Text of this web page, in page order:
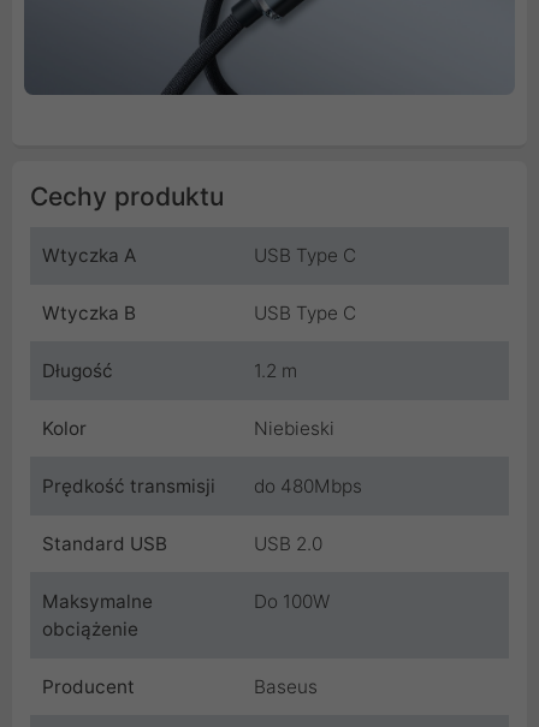
Cechy produktu
Wtyczka A USB Type C
Wtyczka B USB Type C
Długość 1.2 m
Kolor Niebieski
Prędkość transmisji do 480Mbps
Standard USB USB 2.0
Maksymalne
obciążenie
Do 100W
Producent Baseus